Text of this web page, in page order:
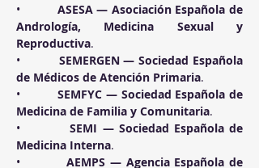
• ASESA — Asociación Española de
Andrología, Medicina Sexual y
Reproductiva.
• SEMERGEN — Sociedad Española
de Médicos de Atención Primaria.
• SEMFYC — Sociedad Española de
Medicina de Familia y Comunitaria.
• SEMI — Sociedad Española de
Medicina Interna.
• AEMPS — Agencia Española de